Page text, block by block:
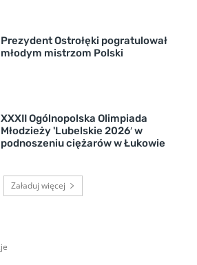
Prezydent Ostrołęki pogratulował
młodym mistrzom Polski
XXXII Ogólnopolska Olimpiada
Młodzieży 'Lubelskie 2026′ w
podnoszeniu ciężarów w Łukowie
Załaduj więcej